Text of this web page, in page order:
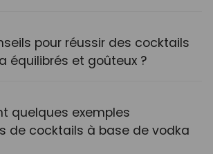
pour réussir des cocktails
équilibrés et goûteux ?
quelques exemples
de cocktails à base de vodka